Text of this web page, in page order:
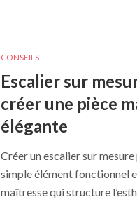
CONSEILS
Escalier sur
créer une pièce
élégante
Créer un escalier sur
simple élément fonctionnel
maîtresse qui structure